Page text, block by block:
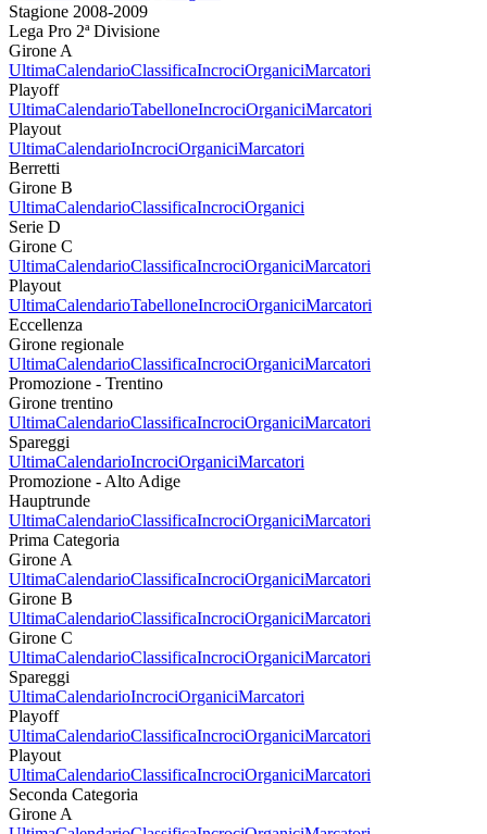
Stagione 2008-2009
Lega Pro 2ª Divisione
Girone A
UltimaCalendarioClassificaIncrociOrganiciMarcatori
Playoff
UltimaCalendarioTabelloneIncrociOrganiciMarcatori
Playout
UltimaCalendarioIncrociOrganiciMarcatori
Berretti
Girone B
UltimaCalendarioClassificaIncrociOrganici
Serie D
Girone C
UltimaCalendarioClassificaIncrociOrganiciMarcatori
Playout
UltimaCalendarioTabelloneIncrociOrganiciMarcatori
Eccellenza
Girone regionale
UltimaCalendarioClassificaIncrociOrganiciMarcatori
Promozione - Trentino
Girone trentino
UltimaCalendarioClassificaIncrociOrganiciMarcatori
Spareggi
UltimaCalendarioIncrociOrganiciMarcatori
Promozione - Alto Adige
Hauptrunde
UltimaCalendarioClassificaIncrociOrganiciMarcatori
Prima Categoria
Girone A
UltimaCalendarioClassificaIncrociOrganiciMarcatori
Girone B
UltimaCalendarioClassificaIncrociOrganiciMarcatori
Girone C
UltimaCalendarioClassificaIncrociOrganiciMarcatori
Spareggi
UltimaCalendarioIncrociOrganiciMarcatori
Playoff
UltimaCalendarioClassificaIncrociOrganiciMarcatori
Playout
UltimaCalendarioClassificaIncrociOrganiciMarcatori
Seconda Categoria
Girone A